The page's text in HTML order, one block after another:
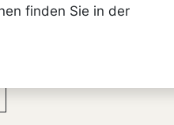
finden Sie in der